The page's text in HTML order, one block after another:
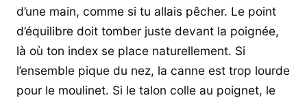
d’une main, comme si tu allais pêcher. Le point
d’équilibre doit tomber juste devant la poignée,
là où ton index se place naturellement. Si
l’ensemble pique du nez, la canne est trop lourde
pour le moulinet. Si le talon colle au poignet, le